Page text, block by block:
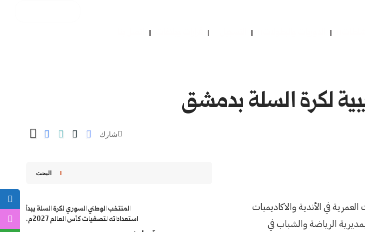
شارك
في الأندية والاكاديميات
بمديرية الرياضة والشباب في
البحث
المنتخب الوطني السوري لكرة السلة يبدأ
استعداداته لتصفيات كأس العالم 2027م.